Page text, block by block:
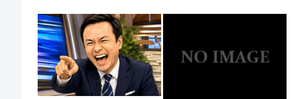
【画像】俺たちの姫、佳子さまのお気に入りのドレスがこちら...
エヌビディア、次期モデルから搭載メモリを半減させると発表...
【自民統一の広報紙】産経新聞 東北での発行休止へ
ヨーロッパが中国製メガソーラーを締め出しｗｗｗ
【NHK激震】職員への性被害を公表…番組出演者Xは事実上...